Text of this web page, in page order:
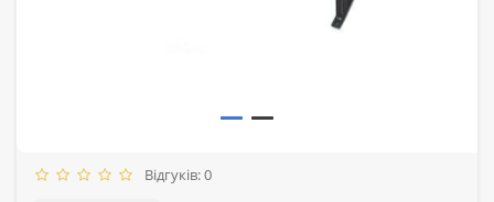
Відгуків: 0